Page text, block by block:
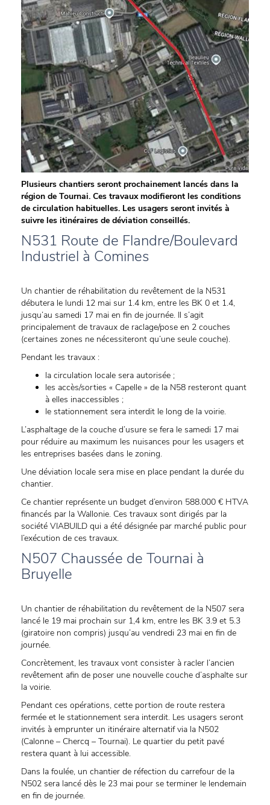
Plusieurs chantiers seront prochainement lancés dans la
région de Tournai. Ces travaux modifieront les conditions
de circulation habituelles. Les usagers seront invités à
suivre les itinéraires de déviation conseillés.
N531 Route de Flandre/Boulevard
Industriel à Comines
Un chantier de réhabilitation du revêtement de la N531
débutera le lundi 12 mai sur 1.4 km, entre les BK 0 et 1.4,
jusqu’au samedi 17 mai en fin de journée. Il s’agit
principalement de travaux de raclage/pose en 2 couches
(certaines zones ne nécessiteront qu’une seule couche).
Pendant les travaux :
la circulation locale sera autorisée ;
les accès/sorties « Capelle » de la N58 resteront quant
à elles inaccessibles ;
le stationnement sera interdit le long de la voirie.
L’asphaltage de la couche d’usure se fera le samedi 17 mai
pour réduire au maximum les nuisances pour les usagers et
les entreprises basées dans le zoning.
Une déviation locale sera mise en place pendant la durée du
chantier.
Ce chantier représente un budget d’environ 588.000 € HTVA
financés par la Wallonie. Ces travaux sont dirigés par la
société VIABUILD qui a été désignée par marché public pour
l’exécution de ces travaux.
N507 Chaussée de Tournai à
Bruyelle
Un chantier de réhabilitation du revêtement de la N507 sera
lancé le 19 mai prochain sur 1,4 km, entre les BK 3.9 et 5.3
(giratoire non compris) jusqu’au vendredi 23 mai en fin de
journée.
Concrètement, les travaux vont consister à racler l’ancien
revêtement afin de poser une nouvelle couche d’asphalte sur
la voirie.
Pendant ces opérations, cette portion de route restera
fermée et le stationnement sera interdit. Les usagers seront
invités à emprunter un itinéraire alternatif via la N502
(Calonne – Chercq – Tournai). Le quartier du petit pavé
restera quant à lui accessible.
Dans la foulée, un chantier de réfection du carrefour de la
N502 sera lancé dès le 23 mai pour se terminer le lendemain
en fin de journée.